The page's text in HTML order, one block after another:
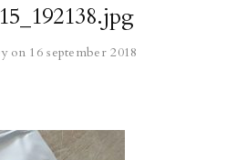
on 16 september 2018